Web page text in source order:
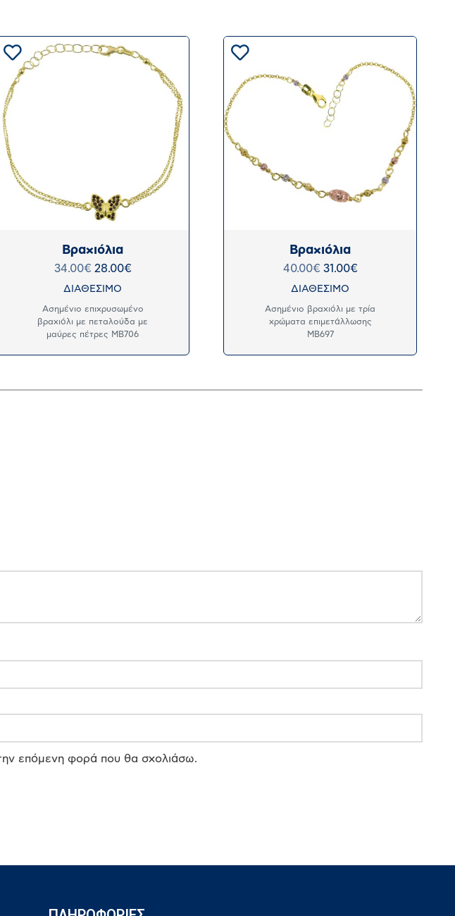
Βραχιόλια
34.00€ 28.00€
ΔΙΑΘΕΣΙΜΟ
Ασημένιο επιχρυσωμένο
βραχιόλι με πεταλούδα με
μαύρες πέτρες MB706
Βραχιόλια
40.00€ 31.00€
ΔΙΑΘΕΣΙΜΟ
Ασημένιο βραχιόλι με τρία
χρώματα επιμετάλλωσης
MB697
επόμενη φορά που θα σχολιάσω.